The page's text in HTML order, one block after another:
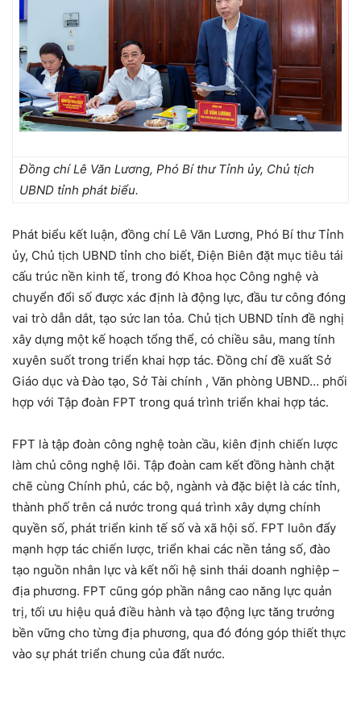
Đồng chí Lê Văn Lương, Phó Bí thư Tỉnh ủy, Chủ tịch
UBND tỉnh phát biểu.
Phát biểu kết luận, đồng chí Lê Văn Lương, Phó Bí thư Tỉnh
ủy, Chủ tịch UBND tỉnh cho biết, Điện Biên đặt mục tiêu tái
cấu trúc nền kinh tế, trong đó Khoa học Công nghệ và
chuyển đổi số được xác định là động lực, đầu tư công đóng
vai trò dẫn dắt, tạo sức lan tỏa. Chủ tịch UBND tỉnh đề nghị
xây dựng một kế hoạch tổng thể, có chiều sâu, mang tính
xuyên suốt trong triển khai hợp tác. Đồng chí đề xuất Sở
Giáo dục và Đào tạo, Sở Tài chính , Văn phòng UBND… phối
hợp với Tập đoàn FPT trong quá trình triển khai hợp tác.
FPT là tập đoàn công nghệ toàn cầu, kiên định chiến lược
làm chủ công nghệ lõi. Tập đoàn cam kết đồng hành chặt
chẽ cùng Chính phủ, các bộ, ngành và đặc biệt là các tỉnh,
thành phố trên cả nước trong quá trình xây dựng chính
quyền số, phát triển kinh tế số và xã hội số. FPT luôn đẩy
mạnh hợp tác chiến lược, triển khai các nền tảng số, đào
tạo nguồn nhân lực và kết nối hệ sinh thái doanh nghiệp –
địa phương. FPT cũng góp phần nâng cao năng lực quản
trị, tối ưu hiệu quả điều hành và tạo động lực tăng trưởng
bền vững cho từng địa phương, qua đó đóng góp thiết thực
vào sự phát triển chung của đất nước.